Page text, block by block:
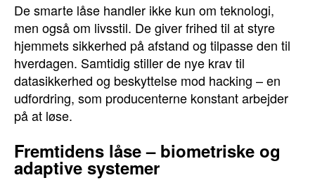
De smarte låse handler ikke kun om teknologi,
men også om livsstil. De giver frihed til at styre
hjemmets sikkerhed på afstand og tilpasse den til
hverdagen. Samtidig stiller de nye krav til
datasikkerhed og beskyttelse mod hacking – en
udfordring, som producenterne konstant arbejder
på at løse.
Fremtidens låse – biometriske og
adaptive systemer